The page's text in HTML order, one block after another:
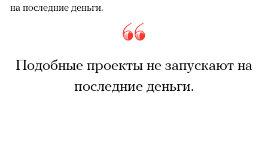
на последние деньги.
Подобные проекты не запускают на
последние деньги.